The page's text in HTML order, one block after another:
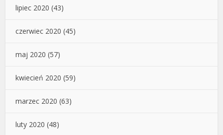
lipiec 2020 (43)
czerwiec 2020 (45)
maj 2020 (57)
kwiecień 2020 (59)
marzec 2020 (63)
luty 2020 (48)